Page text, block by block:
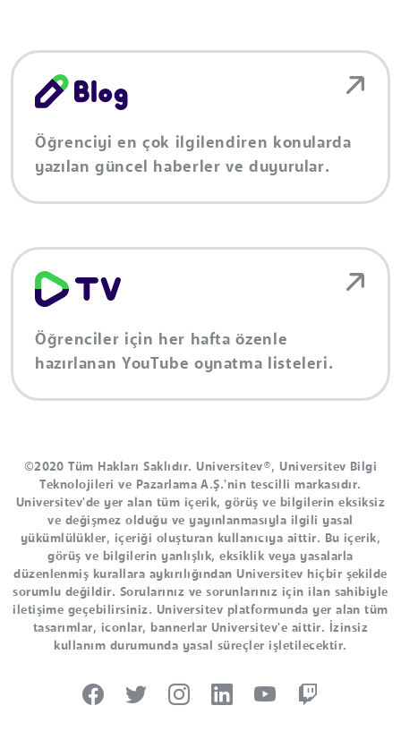
Öğrenciyi en çok ilgilendiren konularda
yazılan güncel haberler ve duyurular.
Öğrenciler için her hafta özenle
hazırlanan YouTube oynatma listeleri.
©2020 Tüm Hakları Saklıdır. Universitev®, Universitev Bilgi
Teknolojileri ve Pazarlama A.Ş.'nin tescilli markasıdır.
Universitev'de yer alan tüm içerik, görüş ve bilgilerin eksiksiz
ve değişmez olduğu ve yayınlanmasıyla ilgili yasal
yükümlülükler, içeriği oluşturan kullanıcıya aittir. Bu içerik,
görüş ve bilgilerin yanlışlık, eksiklik veya yasalarla
düzenlenmiş kurallara aykırılığından Universitev hiçbir şekilde
sorumlu değildir. Sorularınız ve sorunlarınız için ilan sahibiyle
iletişime geçebilirsiniz. Universitev platformunda yer alan tüm
tasarımlar, iconlar, bannerlar Universitev'e aittir. İzinsiz
kullanım durumunda yasal süreçler işletilecektir.